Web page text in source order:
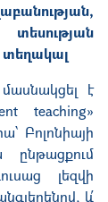
տեղակալ
է
teaching»
Բոլոնիայի
լեզվի
և՛